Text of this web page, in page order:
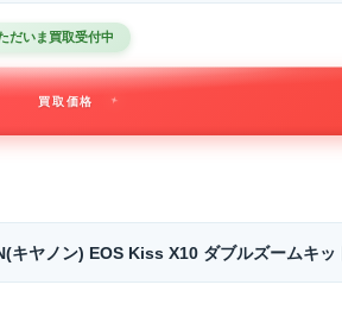
だいま買取受付中
買取価格
キヤノン) EOS Kiss X10 ダブルズームキ